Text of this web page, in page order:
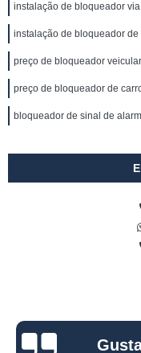
instalação de bloqueador
instalação de bloqueador
preço de bloqueador
preço de bloqueador de
bloqueador de sinal de